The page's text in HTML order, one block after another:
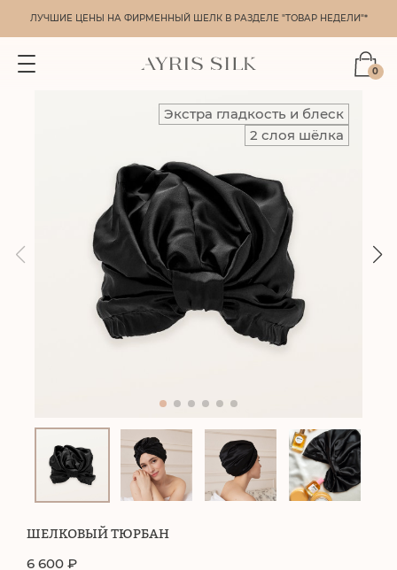
ЛУЧШИЕ ЦЕНЫ НА ФИРМЕННЫЙ ШЕЛК В РАЗДЕЛЕ "ТОВАР НЕДЕЛИ"*
0
Экстра гладкость и блеск
2 слоя шёлка
ШЕЛКОВЫЙ ТЮРБАН
6 600 ₽